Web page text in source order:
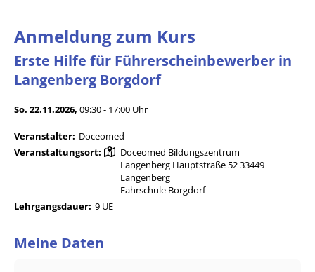
Anmeldung zum Kurs
Erste Hilfe für Führerscheinbewerber in
Langenberg Borgdorf
So. 22.11.2026, 09:30 - 17:00 Uhr
Veranstalter: Doceomed
Veranstaltungsort:
Doceomed Bildungszentrum
Langenberg Hauptstraße 52 33449
Langenberg
Fahrschule Borgdorf
Lehrgangsdauer: 9 UE
Meine Daten